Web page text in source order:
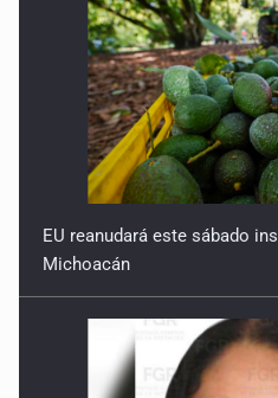
EU reanudará este sábado
Michoacán